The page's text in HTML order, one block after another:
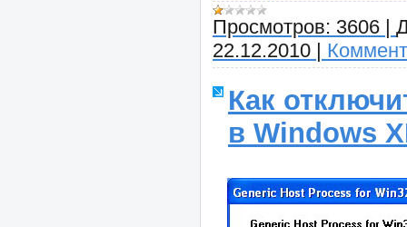
Просмотров: 3606
22.12.2010
Как
в Windows